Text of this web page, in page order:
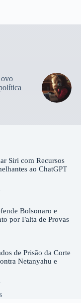
Siri com Recursos
ao ChatGPT
Bolsonaro e
por Falta de Provas
de Prisão da Corte
Netanyahu e